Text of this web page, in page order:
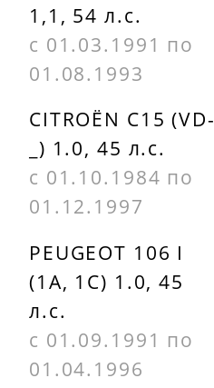
KNECHT
OC100
KNECHT
OC976
MECAFILTER
ELH4104
MECAFILTER
ELH4119
MECAFILTER
ELH4332
1,1, 54 л.с.
с 01.03.1991 по
01.08.1993
CITROËN C15 (VD-
_) 1.0, 45 л.с.
с 01.10.1984 по
01.12.1997
PEUGEOT 106 I
(1A, 1C) 1.0, 45
л.с.
с 01.09.1991 по
01.04.1996